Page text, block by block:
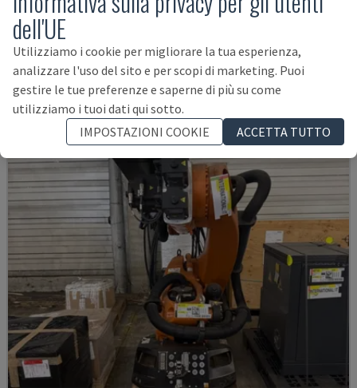
AUDI TSV D5 TÜR
CHANGO - BRACCIO ROBOTICO
GERMANIA 2020 200 ORE
62.000 €
dell'UE
Utilizziamo i cookie per migliorare la tua esperienza,
analizzare l'uso del sito e per scopi di marketing. Puoi
gestire le tue preferenze e saperne di più su come
utilizziamo i tuoi dati qui sotto.
IMPOSTAZIONI COOKIE
ACCETTA TUTTO